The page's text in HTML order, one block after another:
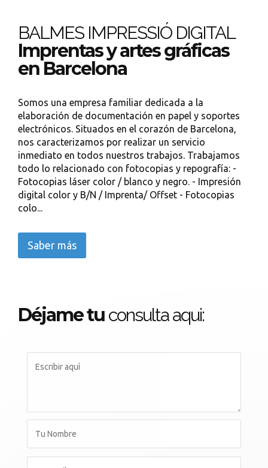
BALMES IMPRESSIÓ DIGITAL
Imprentas y artes gráficas
en Barcelona
Somos una empresa familiar dedicada a la
elaboración de documentación en papel y soportes
electrónicos. Situados en el corazón de Barcelona,
nos caracterizamos por realizar un servicio
inmediato en todos nuestros trabajos. Trabajamos
todo lo relacionado con fotocopias y repografía: -
Fotocopias láser color / blanco y negro. - Impresión
digital color y B/N / Imprenta/ Offset - Fotocopias
colo...
Saber más
Déjame tu consulta aqui: